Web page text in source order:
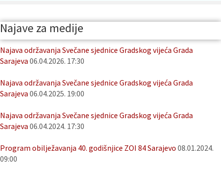
Najave za medije
Najava održavanja Svečane sjednice Gradskog vijeća Grada
Sarajeva 06.04.2026. 17:30
Najava održavanja Svečane sjednice Gradskog vijeća Grada
Sarajeva 06.04.2025. 19:00
Najava održavanja Svečane sjednice Gradskog vijeća Grada
Sarajeva 06.04.2024. 17:30
Program obilježavanja 40. godišnjice ZOI 84 Sarajevo 08.01.2024.
09:00